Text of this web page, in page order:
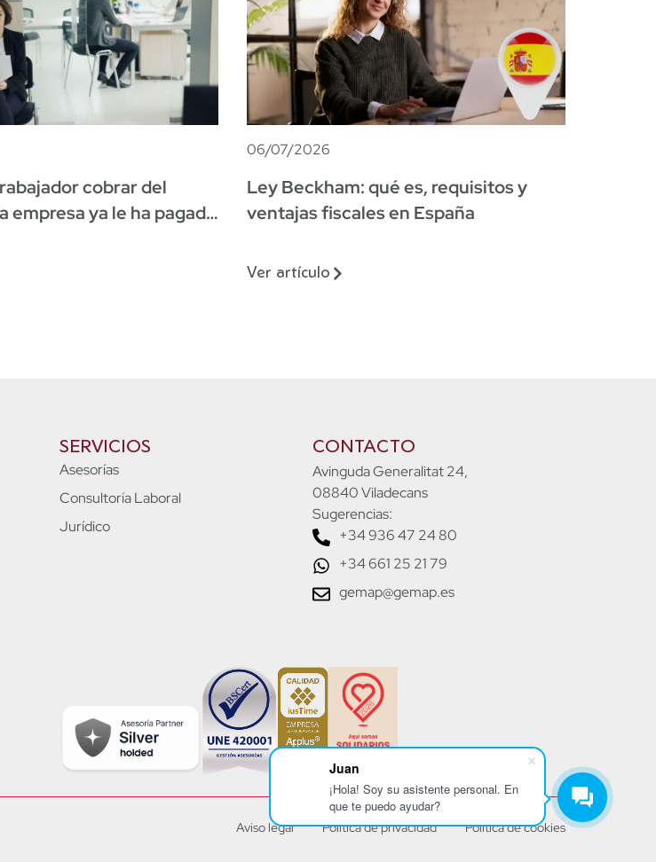
Juan
¡Hola! Soy su asistente personal. En
que te puedo ayudar?
cobrar del
empresa ya le ha pagado
06/07/2026
Ley Beckham: qué es, requisitos y
ventajas fiscales en España
Ver artículo
SERVICIOS
Asesorías
Consultoría Laboral
Jurídico
CONTACTO
Avinguda Generalitat 24,
08840 Viladecans
Sugerencias:
+34 936 47 24 80
+34 661 25 21 79
gemap@gemap.es
Aviso legal Política de privacidad Política de cookies